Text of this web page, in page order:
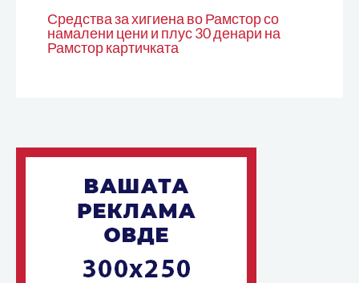
Средства за хигиена во Рамстор со
намалени цени и плус 30 денари на
Рамстор картичката